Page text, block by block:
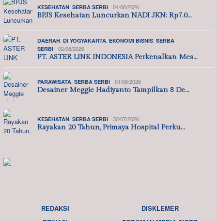
KESEHATAN SERBA SERBI 04/08/2026
BPJS Kesehatan Luncurkan NADI JKN: Rp7.0…
DAERAH DI YOGYAKARTA EKONOMI BISNIS SERBA
SERBI
02/08/2026
PT. ASTER LINK INDONESIA Perkenalkan Mes…
PARAWISATA SERBA SERBI 01/08/2026
Desainer Meggie Hadiyanto Tampilkan 8 De…
KESEHATAN SERBA SERBI 30/07/2026
Rayakan 20 Tahun, Primaya Hospital Perku…
REDAKSI
DISKLEMER